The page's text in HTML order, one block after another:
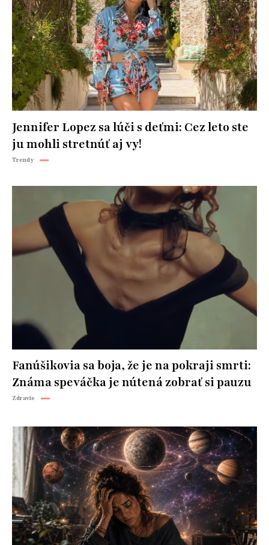
Jennifer Lopez sa lúči s deťmi: Cez leto ste
ju mohli stretnúť aj vy!
Trendy
Fanúšikovia sa boja, že je na pokraji smrti:
Známa speváčka je nútená zobrať si pauzu
Zdravie